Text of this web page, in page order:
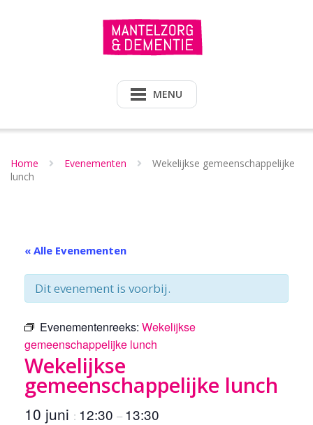
MENU
Home Evenementen
Wekelijkse gemeenschappelijke
lunch
« Alle Evenementen
Dit evenement is voorbij.
Evenementenreeks: Wekelijkse
gemeenschappelijke lunch
Wekelijkse
gemeenschappelijke lunch
10 juni : 12:30 – 13:30